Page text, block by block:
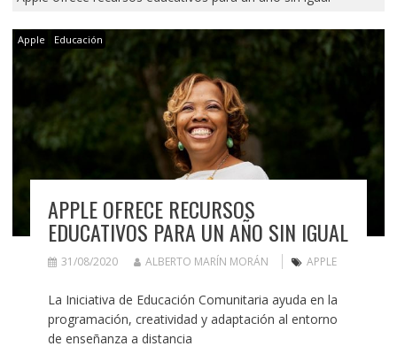
Apple Educación
APPLE OFRECE RECURSOS
EDUCATIVOS PARA UN AÑO SIN IGUAL
31/08/2020 ALBERTO MARÍN MORÁN APPLE
La Iniciativa de Educación Comunitaria ayuda en la
programación, creatividad y adaptación al entorno
de enseñanza a distancia